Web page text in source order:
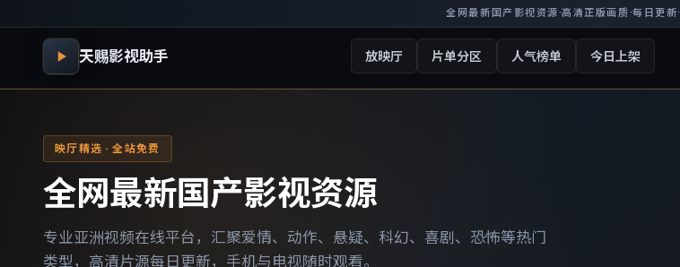
全网最新国产影视资源·高清正版画质·每日更新·
天赐影视助手 放映厅 片单分区 人气榜单 今日上架
映厅精选 · 全站免费
全网最新国产影视资源
专业亚洲视频在线平台，汇聚爱情、动作、悬疑、科幻、喜剧、恐怖等热门
类型，高清片源每日更新，手机与电视随时观看。